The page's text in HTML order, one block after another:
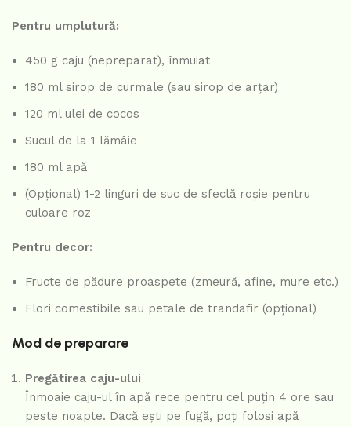
Pentru umplutură:
450 g caju (nepreparat), înmuiat
180 ml sirop de curmale (sau sirop de arțar)
120 ml ulei de cocos
Sucul de la 1 lămâie
180 ml apă
(Opțional) 1-2 linguri de suc de sfeclă roșie pentru
culoare roz
Pentru decor:
Fructe de pădure proaspete (zmeură, afine, mure etc.)
Flori comestibile sau petale de trandafir (opțional)
Mod de preparare
Pregătirea caju-ului
Înmoaie caju-ul în apă rece pentru cel puțin 4 ore sau
peste noapte. Dacă ești pe fugă, poți folosi apă